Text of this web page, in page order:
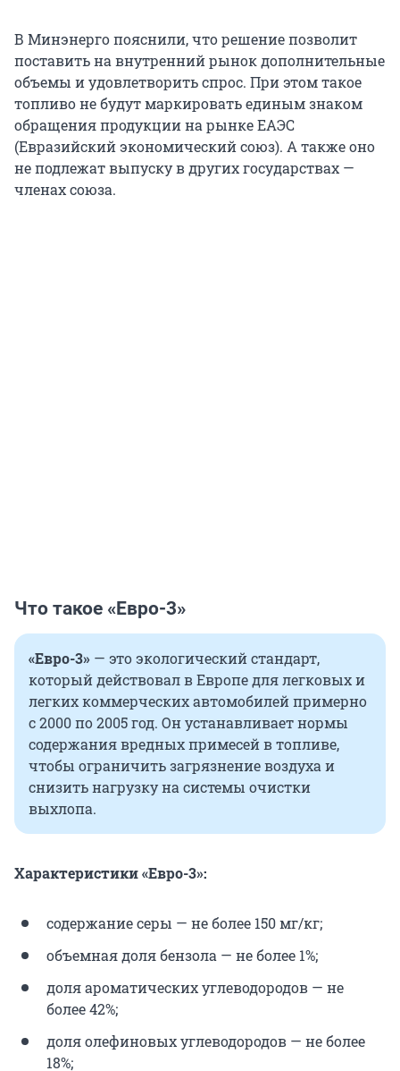
В Минэнерго пояснили, что решение позволит
поставить на внутренний рынок дополнительные
объемы и удовлетворить спрос. При этом такое
топливо не будут маркировать единым знаком
обращения продукции на рынке ЕАЭС
(Евразийский экономический союз). А также оно
не подлежат выпуску в других государствах —
членах союза.
Что такое «Евро-3»
«Евро-3» — это экологический стандарт,
который действовал в Европе для легковых и
легких коммерческих автомобилей примерно
с 2000 по 2005 год. Он устанавливает нормы
содержания вредных примесей в топливе,
чтобы ограничить загрязнение воздуха и
снизить нагрузку на системы очистки
выхлопа.
Характеристики «Евро-3»:
содержание серы — не более 150 мг/кг;
объемная доля бензола — не более 1%;
доля ароматических углеводородов — не
более 42%;
доля олефиновых углеводородов — не более
18%;